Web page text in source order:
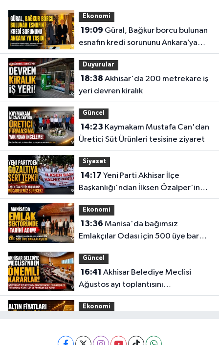
İkbal Eczanesi
YEDİEYLÜL MAHALLESİ OĞUZ SOKAK NO:70 B ATATÜRK İLK ÖĞRETİM
OKULU - BEŞYOL TAKSİ DURAĞI KARŞISI
0 (236) 314 01 08
Üstün Eczanesi
ALTIEYLÜL MAH. HÜKÜMET CAD. NO:30 E
0 (236) 768 27 19 Yol Tarifi Al
Deva Eczanesi
CAMICEDIT MAH. YUNUS EMRE CAD. NO:89 A PARK KAHVESİ KARŞISI
0 (236) 816 52 64
Egemen Eczanesi
CUMHURIYET MAHALLESI MENDERES CADDESİ NO:63 A KIZILELMA İLE
TRENYOLU ARASI
0 (236) 715 52 32 Yol Tarifi Al
Gülden Eczanesi
NAMIK KEMAL MAHALLESI EVREN CADDESI NO:1 A KÖPRÜBASI-MANISA
İŞ BANKASI YANI
0 (236) 571 26 61
Ekonomi
19:09
esnafın kredi sorununu Ankara’ya
taşıdı
Duyurular
18:38
yeri devren kiralık
Güncel
14:23
Üretici Süt Ürünleri tesisine ziyaret
Siyaset
14:17
Başkanlığı'ndan İlksen Özalper'in
gözaltına alınmasına tepki
Ekonomi
13:36
Emlakçılar Odası için 500 üye barajı
aşıldı
Güncel
16:41
Ağustos ayı toplantısını
gerçekleştirdi
Ekonomi